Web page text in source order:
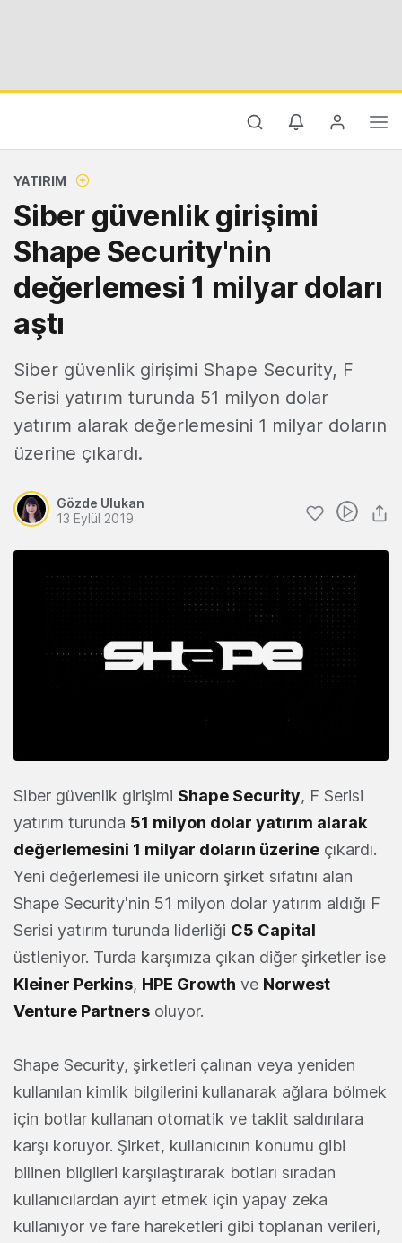
YATIRIM
Siber güvenlik girişimi
Shape Security'nin
değerlemesi 1 milyar doları
aştı
Siber güvenlik girişimi Shape Security, F
Serisi yatırım turunda 51 milyon dolar
yatırım alarak değerlemesini 1 milyar doların
üzerine çıkardı.
Gözde Ulukan
13 Eylül 2019
Siber güvenlik girişimi Shape Security, F Serisi
yatırım turunda 51 milyon dolar yatırım alarak
değerlemesini 1 milyar doların üzerine çıkardı.
Yeni değerlemesi ile unicorn şirket sıfatını alan
Shape Security'nin 51 milyon dolar yatırım aldığı F
Serisi yatırım turunda liderliği C5 Capital
üstleniyor. Turda karşımıza çıkan diğer şirketler ise
Kleiner Perkins, HPE Growth ve Norwest
Venture Partners oluyor.
Shape Security, şirketleri çalınan veya yeniden
kullanılan kimlik bilgilerini kullanarak ağlara bölmek
için botlar kullanan otomatik ve taklit saldırılara
karşı koruyor. Şirket, kullanıcının konumu gibi
bilinen bilgileri karşılaştırarak botları sıradan
kullanıcılardan ayırt etmek için yapay zeka
kullanıyor ve fare hareketleri gibi toplanan verileri,